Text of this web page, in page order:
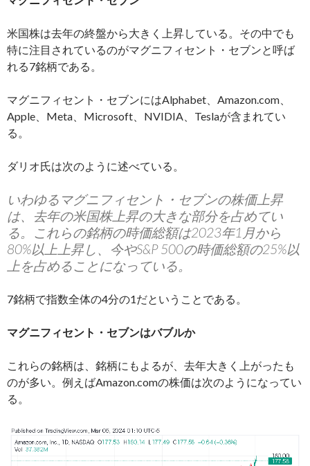
米国株は去年の終盤から大きく上昇している。その中でも
特に注目されているのがマグニフィセント・セブンと呼ば
れる7銘柄である。
マグニフィセント・セブンにはAlphabet、Amazon.com、
Apple、Meta、Microsoft、NVIDIA、Teslaが含まれてい
る。
ダリオ氏は次のように述べている。
いわゆるマグニフィセント・セブンの株価上昇
は、去年の米国株上昇の大きな部分を占めてい
る。これらの銘柄の時価総額は2023年1月から
80%以上上昇し、今やS&P 500の時価総額の25%以
上を占めることになっている。
7銘柄で指数全体の4分の1だということである。
マグニフィセント・セブンはバブルか
これらの銘柄は、銘柄にもよるが、去年大きく上がったも
のが多い。例えばAmazon.comの株価は次のようになってい
る。